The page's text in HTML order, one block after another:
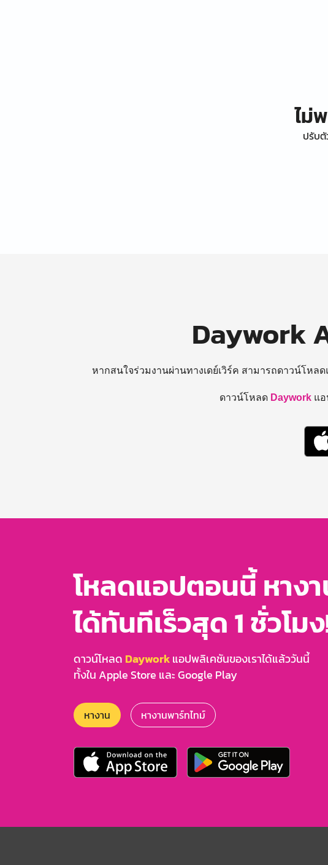
ไม่
ปรับ
Daywork
หากสนใจร่วมงานผ่านทางเดย์เวิร์ค สามารถดาวน์โหล
ดาวน์โหลด Daywork แอ
โหลดแอปตอนนี้ หาง
ได้ทันทีเร็วสุด 1 ชั่วโม
ดาวน์โหลด Dayworkแอปพลิเคชันของเราได้แล้ววันนี้
ทั้งใน Apple Store และ Google Play
หางาน หางานพาร์ทไทม์